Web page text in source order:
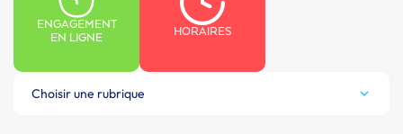
ENGAGEMENT
EN LIGNE
HORAIRES
Choisir une rubrique